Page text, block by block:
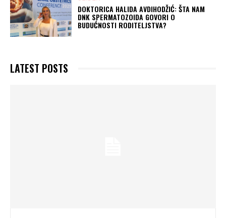
DOKTORICA HALIDA AVDIHODŽIĆ: ŠTA NAM
DNK SPERMATOZOIDA GOVORI O
BUDUĆNOSTI RODITELJSTVA?
LATEST POSTS